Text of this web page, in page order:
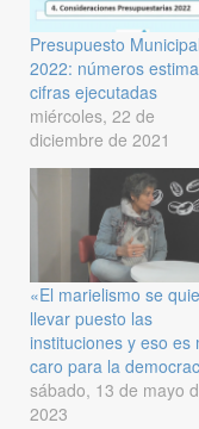
Presupuesto Municipal
2022: números
cifras ejecutadas
miércoles, 22 de
diciembre de 2021
«El marielismo se
llevar puesto las
instituciones y eso es
caro para la
sábado, 13 de mayo
2023